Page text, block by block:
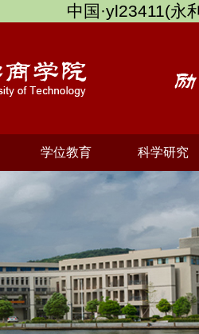
中国·yl23411(永
学位教育 科学研究